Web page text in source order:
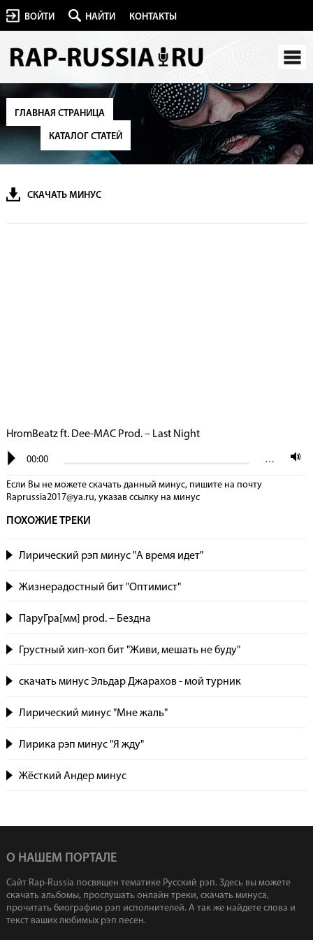
ВОЙТИ НАЙТИ КОНТАКТЫ
ГЛАВНАЯ СТРАНИЦА
КАТАЛОГ СТАТЕЙ
СКАЧАТЬ МИНУС
HromBeatz ft. Dee-MAC Prod. – Last Night
00:00 …
Если Вы не можете скачать данный минус, пишите на почту
Raprussia2017@ya.ru, указав сcылку на минус
ПОХОЖИЕ ТРЕКИ
Лирический рэп минус "А время идет"
Жизнерадостный бит "Оптимист"
ПаруГра[мм] prod. – Бездна
Грустный хип-хоп бит "Живи, мешать не буду"
скачать минус Эльдар Джарахов - мой турник
Лирический минус "Мне жаль"
Лирика рэп минус "Я жду"
Жёсткий Андер минус
О НАШЕМ ПОРТАЛЕ
Сайт Rap-Russia посвящен тематике Русский рэп. Здесь вы можете
скачать альбомы, прослушать онлайн треки, скачать минуса,
прочитать биографию рэп исполнителей. А так же найдете слова и
текст ваших любимых рэп песен.